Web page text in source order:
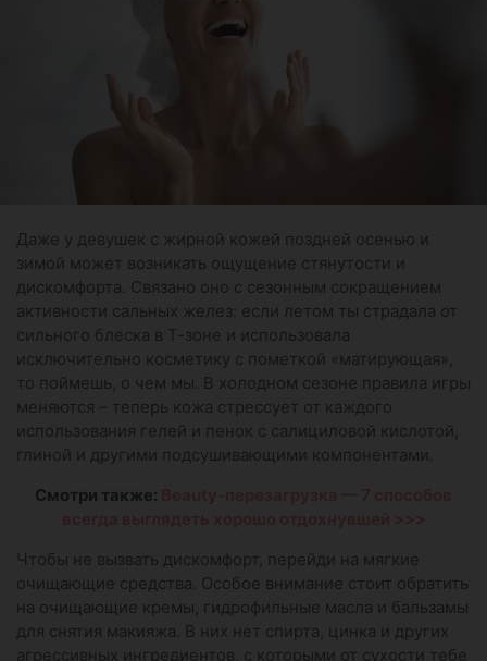
Даже у девушек с жирной кожей поздней осенью и
зимой может возникать ощущение стянутости и
дискомфорта. Связано оно с сезонным сокращением
активности сальных желез: если летом ты страдала от
сильного блеска в Т-зоне и использовала
исключительно косметику с пометкой «матирующая»,
то поймешь, о чем мы. В холодном сезоне правила игры
меняются – теперь кожа стрессует от каждого
использования гелей и пенок с салициловой кислотой,
глиной и другими подсушивающими компонентами.
Смотри также:
Чтобы не вызвать дискомфорт, перейди на мягкие
очищающие средства. Особое внимание стоит обратить
на очищающие кремы, гидрофильные масла и бальзамы
для снятия макияжа. В них нет спирта, цинка и других
агрессивных ингредиентов, с которыми от сухости тебе